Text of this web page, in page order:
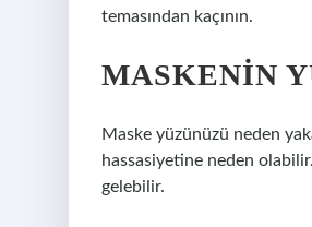
temasından kaçının.
MASKENIN
Maske yüzünüzü neden
hassasiyetine neden
gelebilir.